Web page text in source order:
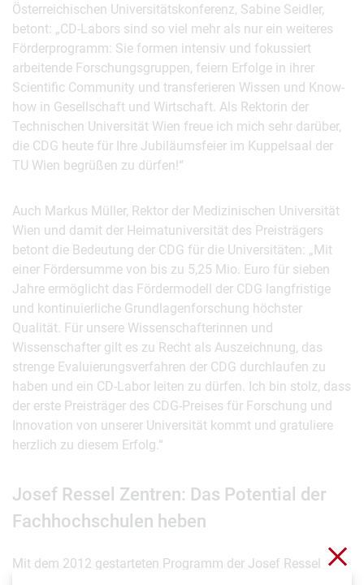
Österreichischen Universitätskonferenz, Sabine Seidler,
betont: „CD-Labors sind so viel mehr als nur ein weiteres
Förderprogramm: Sie formen intensiv und fokussiert
arbeitende Forschungsgruppen, feiern Erfolge in ihrer
Scientific Community und transferieren Wissen und Know-
how in Gesellschaft und Wirtschaft. Als Rektorin der
Technischen Universität Wien freue ich mich sehr darüber,
die CDG heute für Ihre Jubiläumsfeier im Kuppelsaal der
TU Wien begrüßen zu dürfen!“
Auch Markus Müller, Rektor der Medizinischen Universität
Wien und damit der Heimatuniversität des Preisträgers
betont die Bedeutung der CDG für die Universitäten: „Mit
einer Fördersumme von bis zu 5,25 Mio. Euro für sieben
Jahre ermöglicht das Fördermodell der CDG langfristige
und kontinuierliche Grundlagenforschung höchster
Qualität. Für unsere Wissenschafterinnen und
Wissenschafter gilt es zu Recht als Auszeichnung, das
strenge Evaluierungsverfahren der CDG durchlaufen zu
haben und ein CD-Labor leiten zu dürfen. Ich bin stolz, dass
der erste Preisträger des CDG-Preises für Forschung und
Innovation von unserer Universität kommt und gratuliere
herzlich zu diesem Erfolg.“
Josef Ressel Zentren: Das Potential der
Fachhochschulen heben
Mit dem 2012 gestarteten Programm der Josef Ressel